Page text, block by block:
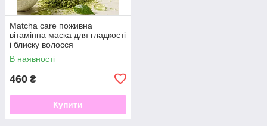
Matcha care поживна
вітамінна маска для гладкості
і блиску волосся
В наявності
460 ₴
Купити